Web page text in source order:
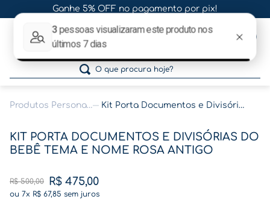
Ganhe 5% OFF no pagamento por pix!
O que procura hoje?
1 º gestante
3º pasta
Produtos Personalizados Kit Porta Documentos e Divisórias do Bebê Tema e Nome Rosa Antigo
KIT PORTA DOCUMENTOS E DIVISÓRIAS DO
BEBÊ TEMA E NOME ROSA ANTIGO
R$ 500,00 R$ 475,00
ou 7x R$ 67,85 sem juros